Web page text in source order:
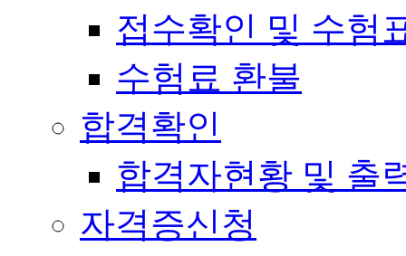
접수확인 및 수험
수험료 환불
합격확인
합격자현황 및 출
자격증신청